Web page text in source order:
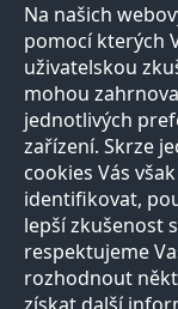
Na našich
pomocí kterých
uživatelskou
mohou
jednotlivých
zařízení. Skrze
cookies Vás
identifikovat,
lepší zkušenost
respektujeme
rozhodnout